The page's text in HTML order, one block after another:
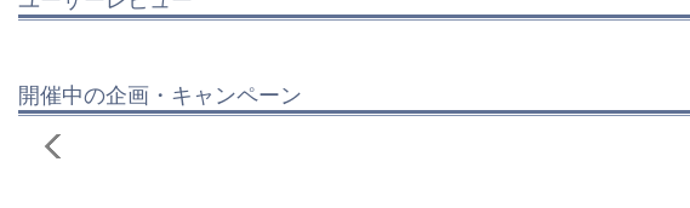
開催中の企画・キャンペーン